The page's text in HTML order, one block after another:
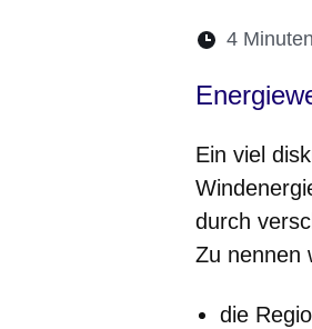
4 Minuten
Ein viel
durch
Zu nennen
die